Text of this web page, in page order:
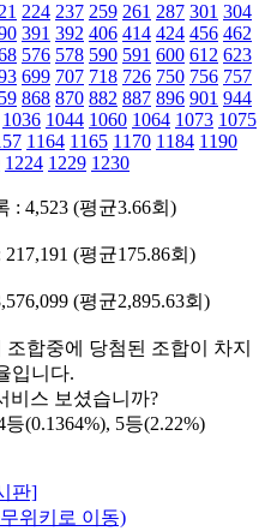
224 237 259 261 287 301 304
391 392 406 414 424 456 462
576 578 590 591 600 612 623
699 707 718 726 750 756 757
868 870 882 887 896 901 944
1036 1044 1060 1064 1073 1075
1164 1165 1170 1184 1190
1224 1229 1230
: 4,523 (평균3.66회)
(평균175.86회)
(평균2,895.63회)
합중에 당첨된 조합이 차지
입니다.
비스 보셨습니까?
(0.1364%), 5등(2.22%)
판]
위키로 이동)